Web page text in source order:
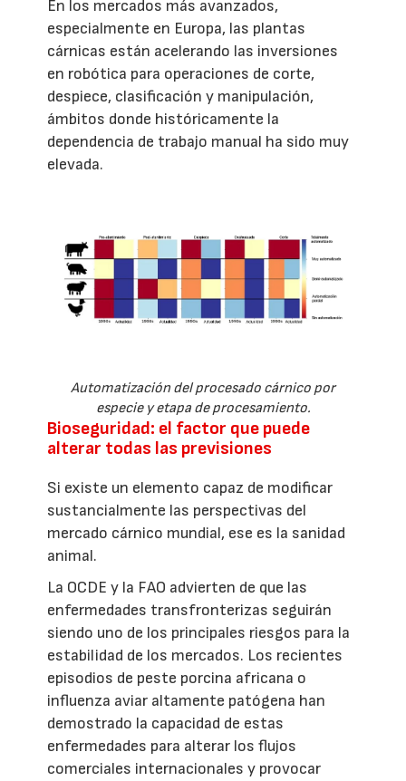
En los mercados más avanzados,
especialmente en Europa, las plantas
cárnicas están acelerando las inversiones
en robótica para operaciones de corte,
despiece, clasificación y manipulación,
ámbitos donde históricamente la
dependencia de trabajo manual ha sido muy
elevada.
Automatización del procesado cárnico por
especie y etapa de procesamiento.
Bioseguridad: el factor que puede
alterar todas las previsiones
Si existe un elemento capaz de modificar
sustancialmente las perspectivas del
mercado cárnico mundial, ese es la sanidad
animal.
La OCDE y la FAO advierten de que las
enfermedades transfronterizas seguirán
siendo uno de los principales riesgos para la
estabilidad de los mercados. Los recientes
episodios de peste porcina africana o
influenza aviar altamente patógena han
demostrado la capacidad de estas
enfermedades para alterar los flujos
comerciales internacionales y provocar